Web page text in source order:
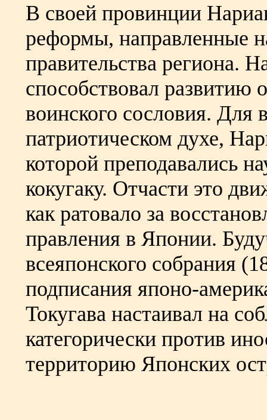
В своей провинции
реформы, направленные
правительства региона.
способствовал развитию
воинского сословия. Для
патриотическом духе,
которой преподавались
кокугаку. Отчасти это
как ратовало за
правления в Японии.
всеяпонского собрания
подписания японо-
Токугава настаивал на
категорически против
территорию Японских